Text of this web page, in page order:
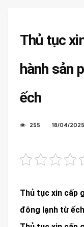
Thủ tục
hành sản
ếch
255 18/04/2025
Thủ tục xin cấp
đông lạnh từ ếch